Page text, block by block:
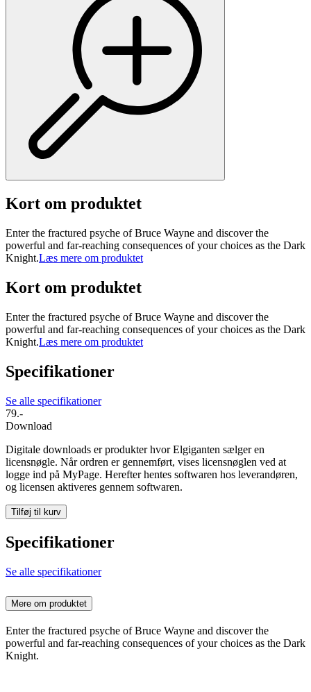
Kort om produktet
Enter the fractured psyche of Bruce Wayne and discover the
powerful and far-reaching consequences of your choices as the Dark
Knight.Læs mere om produktet
Kort om produktet
Enter the fractured psyche of Bruce Wayne and discover the
powerful and far-reaching consequences of your choices as the Dark
Knight.Læs mere om produktet
Specifikationer
Se alle specifikationer
79.-
Download
Digitale downloads er produkter hvor Elgiganten sælger en
licensnøgle. Når ordren er gennemført, vises licensnøglen ved at
logge ind på MyPage. Herefter hentes softwaren hos leverandøren,
og licensen aktiveres gennem softwaren.
Tilføj til kurv
Specifikationer
Se alle specifikationer
Mere om produktet
Enter the fractured psyche of Bruce Wayne and discover the
powerful and far-reaching consequences of your choices as the Dark
Knight.